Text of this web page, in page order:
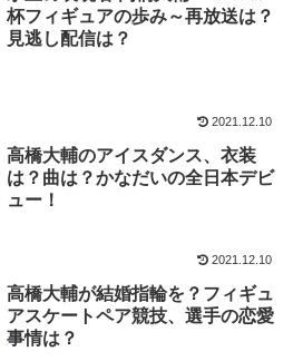
杯フィギュアの歩み～再放送は？
見逃し配信は？
2021.12.10
高橋大輔のアイスダンス、衣装
は？曲は？かなだいの全日本デビ
ュー！
2021.12.10
高橋大輔が結婚指輪を？フィギュ
アスケートペア競技、選手の恋愛
事情は？